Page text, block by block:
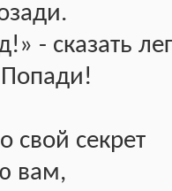
- сказать
свой секрет
вам,